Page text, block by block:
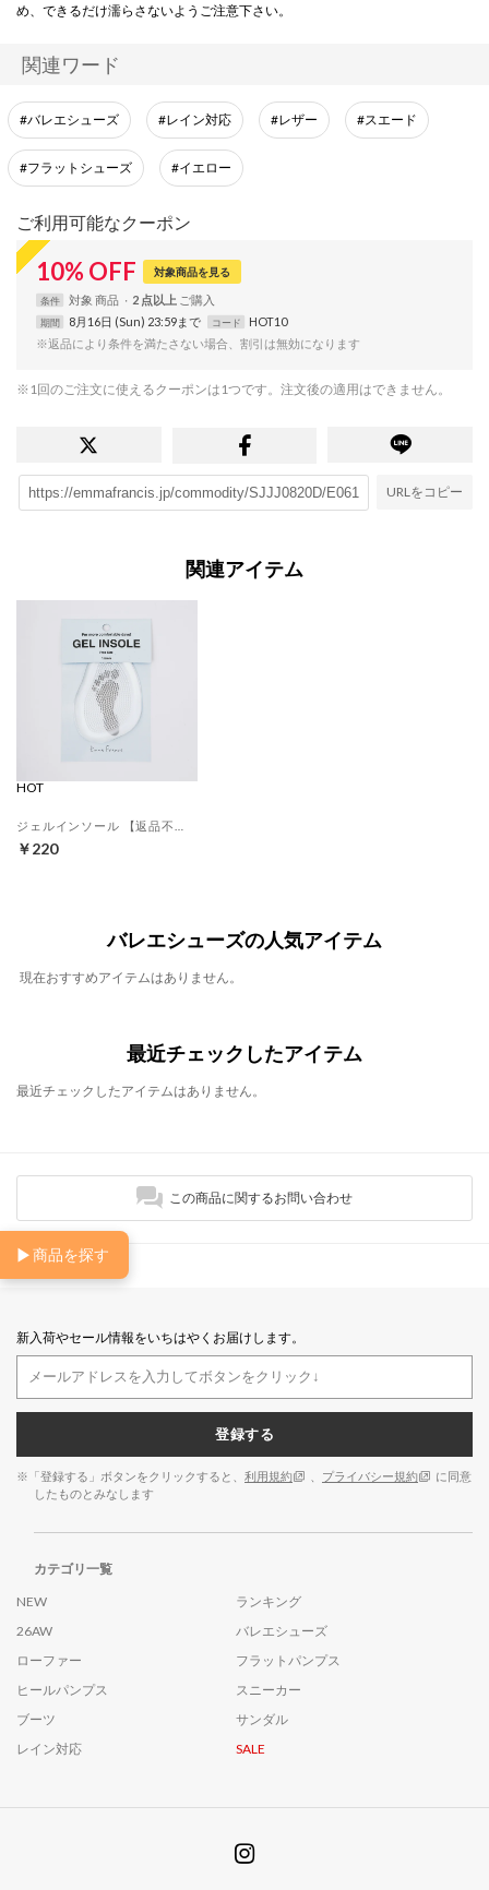
▶商品を探す
め、できるだけ濡らさないようご注意下さい。
関連ワード
#バレエシューズ #レイン対応 #レザー #スエード
#フラットシューズ #イエロー
ご利用可能なクーポン
10% OFF 対象商品を見る
条件 対象 商品 2 点以上
期間 8月16日 (Sun) 23:59まで コード
HOT10
※返品により条件を満たさない場合、割引は無効になります
※1回のご注文に使えるクーポンは1つです。注文後の適用はできません。
URLをコピー
関連アイテム
HOT
￥220
バレエシューズの人気アイテム
現在おすすめアイテムはありません。
最近チェックしたアイテム
最近チェックしたアイテムはありません。
この商品に関するお問い合わせ
新入荷やセール情報をいちはやくお届けします。
登録する
※「登録する」ボタンをクリックすると、 利用規約 プライバシー規約
に同意
したものとみなします
カテゴリ一覧
NEW
ランキング
26AW
バレエシューズ
ローファー
フラットパンプス
ヒールパンプス
スニーカー
ブーツ
サンダル
レイン対応
SALE